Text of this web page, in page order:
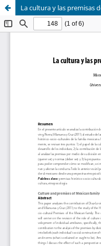
La cultura y las premisas